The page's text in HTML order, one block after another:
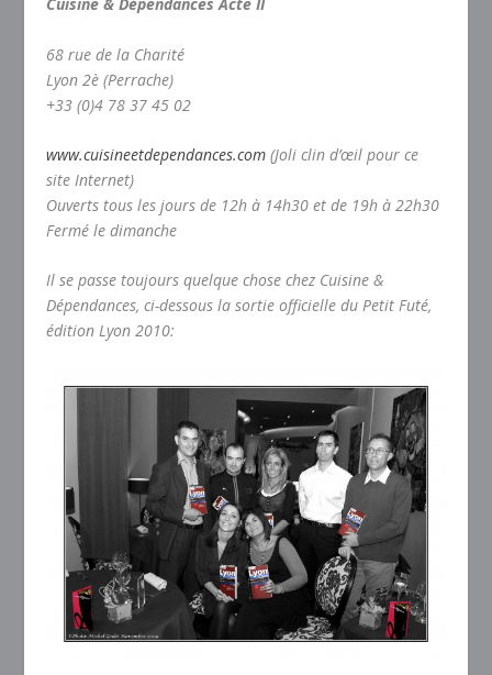
68 rue de la Charité
Lyon 2è (Perrache)
+33 (0)4 78 37 45 02
www.cuisineetdependances.com (Joli clin d’œil pour ce
site Internet)
Ouverts tous les jours de 12h à 14h30 et de 19h à 22h30
Fermé le dimanche
Il se passe toujours quelque chose chez Cuisine &
Dépendances, ci-dessous la sortie officielle du Petit Futé,
édition Lyon 2010: